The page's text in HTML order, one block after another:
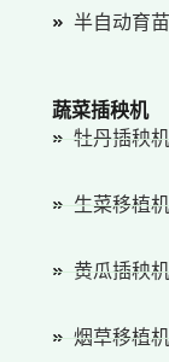
半自动育
蔬菜插秧机
牡丹插秧机
生菜移植机
黄瓜插秧机
烟草移植机